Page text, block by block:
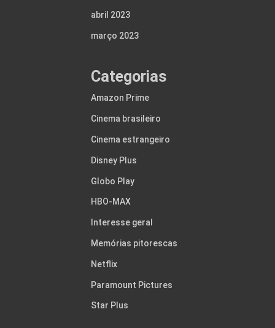
abril 2023
março 2023
Categorias
Amazon Prime
Cinema brasileiro
Cinema estrangeiro
Disney Plus
Globo Play
HBO-MAX
Interesse geral
Memórias pitorescas
Netflix
Paramount Pictures
Star Plus